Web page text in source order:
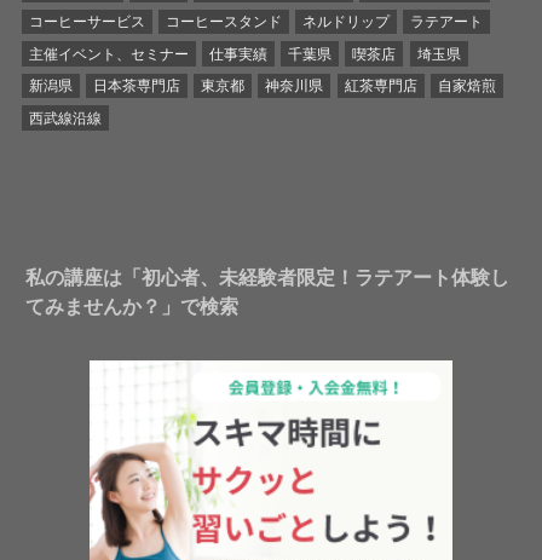
コーヒーサービス
コーヒースタンド ネルドリップ
ラテアート
主催イベント、セミナー
仕事実績 千葉県 喫茶店
埼玉県
新潟県
日本茶専門店 東京都 神奈川県 紅茶専門店
自家焙煎
西武線沿線
私の講座は「初心者、未経験者限定！ラテアート体験し
てみませんか？」で検索